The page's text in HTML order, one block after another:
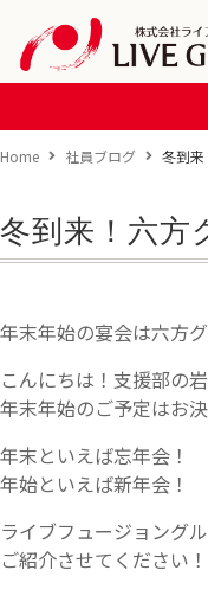
Home 社員ブログ 冬到来
冬到来！六方
年末年始の宴会は六方
こんにちは！支援部の
年末年始のご予定はお
年末といえば忘年会！
年始といえば新年会！
ライブフュージョング
ご紹介させてください！